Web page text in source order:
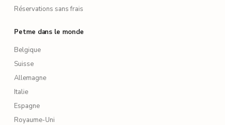
Réservations sans frais
Petme dans le monde
Belgique
Suisse
Allemagne
Italie
Espagne
Royaume-Uni